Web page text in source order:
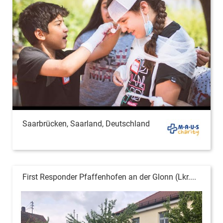
Saarbrücken, Saarland, Deutschland
First Responder Pfaffenhofen an der Glonn (Lkr....